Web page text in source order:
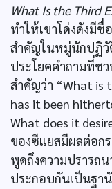
What Is the Third
ทำให้เขาโด่งดังมีชื่
สำคัญในหมู่นักปฏิวั
ประโยคคำถามที่ช
สำคัญว่า “What is
has it been
What does it
ของซีแยสมีผลต่อก
พูดถึงความปรารถ
ประกอบกันเป็นฐา